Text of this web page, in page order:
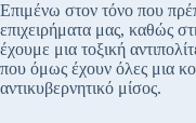
Επιμένω στον τόνο που
επιχειρήματα μας, καθώς
έχουμε μια τοξική
που όμως έχουν όλες μια
αντικυβερνητικό μίσος.